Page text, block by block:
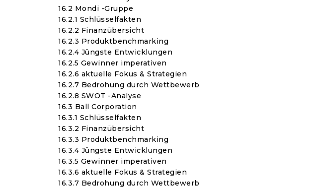
16.2 Mondi -Gruppe
16.2.1 Schlüsselfakten
16.2.2 Finanzübersicht
16.2.3 Produktbenchmarking
16.2.4 Jüngste Entwicklungen
16.2.5 Gewinner imperativen
16.2.6 aktuelle Fokus & Strategien
16.2.7 Bedrohung durch Wettbewerb
16.2.8 SWOT -Analyse
16.3 Ball Corporation
16.3.1 Schlüsselfakten
16.3.2 Finanzübersicht
16.3.3 Produktbenchmarking
16.3.4 Jüngste Entwicklungen
16.3.5 Gewinner imperativen
16.3.6 aktuelle Fokus & Strategien
16.3.7 Bedrohung durch Wettbewerb